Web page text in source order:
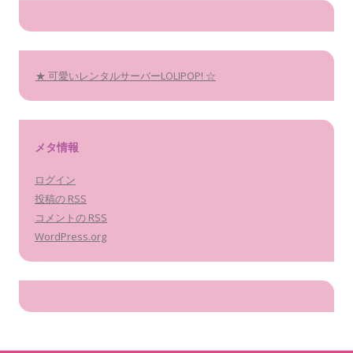
★ 可愛いレンタルサーバーLOLIPOP! ☆
メタ情報
ログイン
投稿の RSS
コメントの RSS
WordPress.org